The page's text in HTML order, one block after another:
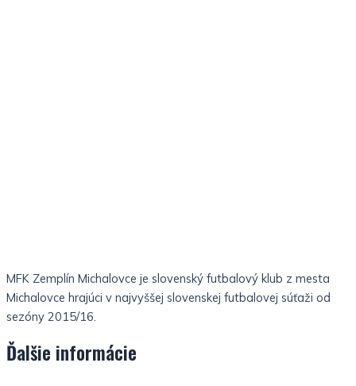
MFK Zemplín Michalovce je slovenský futbalový klub z mesta
Michalovce hrajúci v najvyššej slovenskej futbalovej súťaži od
sezóny 2015/16.
Ďalšie informácie